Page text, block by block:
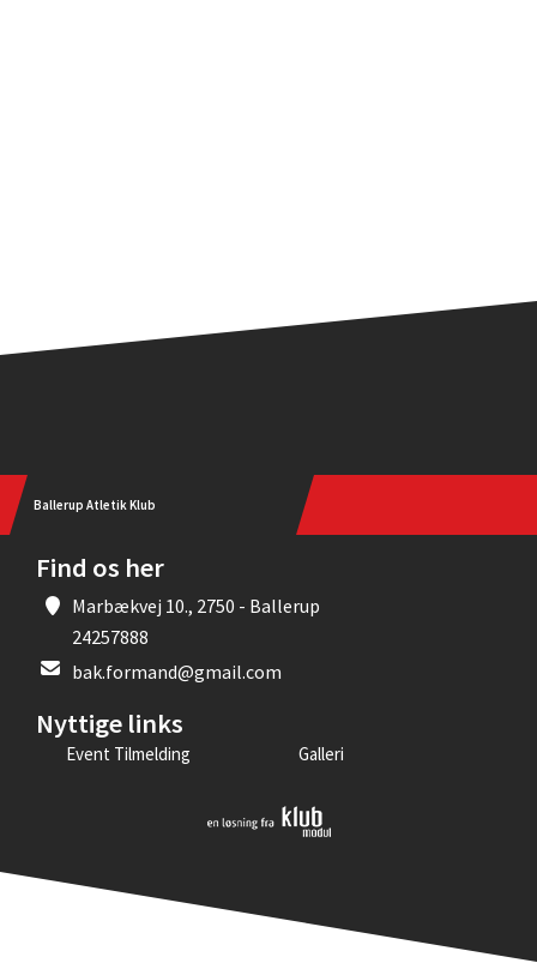
Ballerup Atletik Klub
Find os her
Marbækvej 10., 2750 - Ballerup
24257888
bak.formand@gmail.com
Nyttige links
Event Tilmelding Galleri